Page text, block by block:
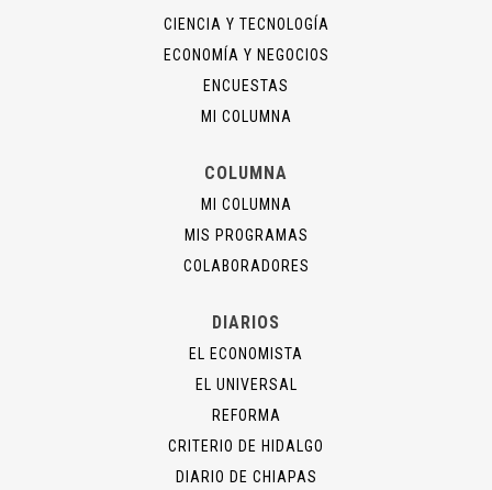
CIENCIA Y TECNOLOGÍA
ECONOMÍA Y NEGOCIOS
ENCUESTAS
MI COLUMNA
COLUMNA
MI COLUMNA
MIS PROGRAMAS
COLABORADORES
DIARIOS
EL ECONOMISTA
EL UNIVERSAL
REFORMA
CRITERIO DE HIDALGO
DIARIO DE CHIAPAS